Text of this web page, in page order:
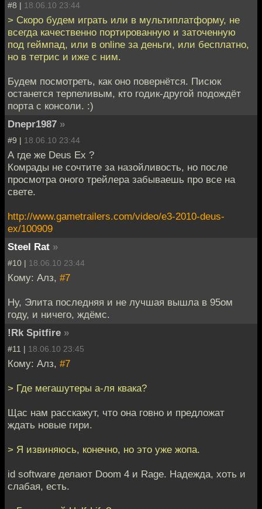
#8 | 18.06.10 23:44
> Скоро будем играть или в мультиплатформу, не
всегда качественно портированную и заточенную
под геймпад, или в online за деньги, или бесплатно,
но в тетрис и иже с ним.
Будем посмотреть, как оно повернётся. Писюк
останется терпеливым, кто годик-другой подождёт
порта с консоли. :)
Dnepr1987 »
#9 | 18.06.10 23:44
А где же Deus Ex ?
Комрады не сочтите за назойливость, но после
просмотра оного трейлера забываешь про все на
свете.
http://www.gametrailers.com/video/e3-2010-deus-
ex/100909
Steel Rat »
#10 | 18.06.10 23:44
Кому: Алз, #7
Ну, Элита последняя и не лучшая вышла в 95ом
году, и ничего, ждёмс.
!Rk Spitfire »
#11 | 18.06.10 23:45
Кому: Алз, #7
> Где мегашутеры а-ля квака?
Щас нам расскажут, что она говно и предложат
ждать новые гири.
> Я извиняюсь, конечно, но это уже жопа.
id software делают Doom 4 и Rage. Надежда, хоть и
слабая, есть.